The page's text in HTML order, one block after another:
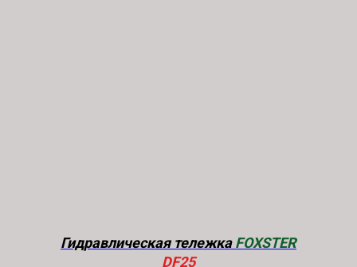
Гидравлическая тележкаFOXSTER
DF25